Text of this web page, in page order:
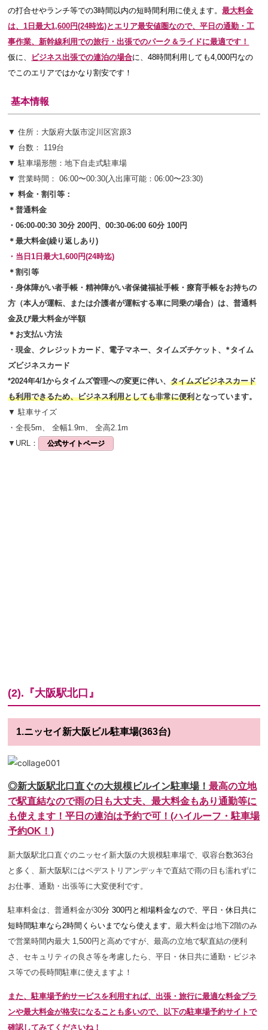
の打合せやランチ等での3時間以内の短時間利用に使えます。最大料金
は、1日最大1,600円(24時迄)とエリア最安値圏なので、平日の通勤・工
事作業、新幹線利用での旅行・出張でのパーク＆ライドに最適です！
仮に、
ビジネス出張での連泊の場合に、48時間利用しても4,000円なの
でこのエリアではかなり割安です！
基本情報
▼ 住所：大阪府大阪市淀川区宮原3
▼ 台数： 119台
▼ 駐車場形態：地下自走式駐車場
▼ 営業時間： 06:00〜00:30(入出庫可能：06:00〜23:30)
▼ 料金・割引等：
＊普通料金
・06:00-00:30 30分 200円、00:30-06:00 60分 100円
＊最大料金(繰り返しあり)
・当日1日最大1,600円(24時迄)
＊割引等
・身体障がい者手帳・精神障がい者保健福祉手帳・療育手帳をお持ちの
方（本人が運転、または介護者が運転する車に同乗の場合）は、普通料
金及び最大料金が半額
＊お支払い方法
・現金、クレジットカード、電子マネー、タイムズチケット、*タイム
ズビジネスカード
*2024年4/1からタイムズ管理への変更に伴い、タイムズビジネスカード
も利用できるため、ビジネス利用としても非常に便利となっています。
▼ 駐車サイズ
・全長5m、 全幅1.9m、 全高2.1m
▼URL：
公式サイトページ
(2).『大阪駅北口』
1.ニッセイ新大阪ビル駐車場(363台)
◎新大阪駅北口直ぐの大規模ビルイン駐車場！最高の立地
で駅直結なので雨の日も大丈夫、最大料金もあり通勤等に
も使えます！平日の連泊は予約で可！(ハイルーフ・駐車場
予約OK！)
新大阪駅北口直ぐのニッセイ新大阪の大規模駐車場で、収容台数363台
と多く、新大阪駅にはペデストリアンデッキで直結で雨の日も濡れずに
お仕事、通勤・出張等に大変便利です。
駐車料金は、普通料金が30分 300円と相場料金なので、平日・休日共に
短時間駐車なら2時間 くらいまでなら使えます。最大料金は地下2階のみ
で営業時間内最大 1,500円と高めですが、最高の立地で駅直結の便利
さ、セキュリティの良さ等を考慮したら、平日・休日共に通勤・ビジネ
ス等での長時間駐車に使えますよ！
また、駐車場予約サービスを利用すれば、出張・旅行に最適な料金プラ
ンや最大料金が格安になることも多いので、以下の駐車場予約サイトで
確認してみてくださいね！